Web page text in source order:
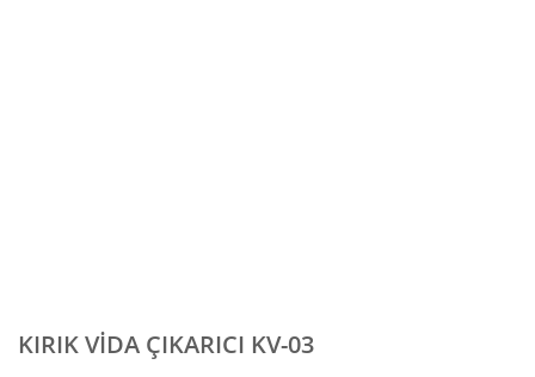
KIRIK VİDA ÇIKARICI KV-03